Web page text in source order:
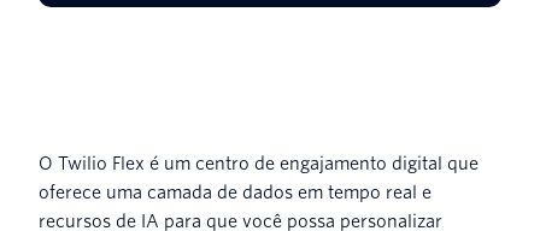
O Twilio Flex é um centro de engajamento digital que
oferece uma camada de dados em tempo real e
recursos de IA para que você possa personalizar